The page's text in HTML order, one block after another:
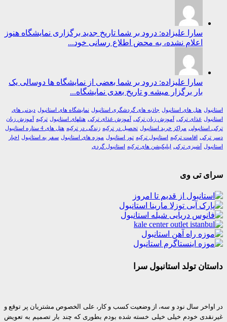
سارا علیزاده: درود بر شما تاریخ جدید برگزاری نمایشگاه هنوز
اعلام نشده، به محض اطلاع رسانی خود...
سارا علیزاده: درود بر شما بعضی از نمایشگاه ها دوسالی یک
بار برگزار میشه و تاریخ بعدی نمایشگاه...
هتل های استانبول جاذبه های گردشگری استانبول نمایشگاه های استانبول دیدنی های
غذای ترکی آموزش زبان ترکی آموزش غذای ترکی هتلهای استانبول ترکیه
آموزش زبان
مراکز خرید استانبول تحصیل در ترکیه زندگی در ترکیه
هتل های 4 ستاره استانبول
اقامت ترکیه استانبول ترکیه تور استانبول موزه های استانبول سفر به استانبول اخبار
آشپزی ترکی اپلیکیشن های ترکیه استانبول گردی
تی وی
تولد استانبول سرا
سال نود و سه، از وضعیت کسب و کار، علی الخصوص مشتریان پر توقع و
خودم خیلی خیلی خسته شده بودم بطوری که چند بار تصمیم به تعویض